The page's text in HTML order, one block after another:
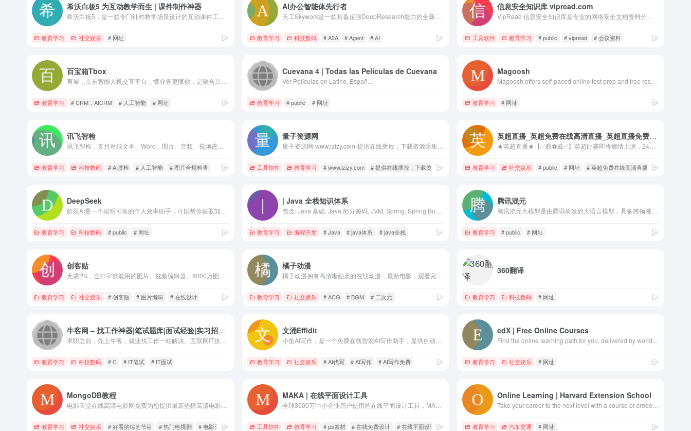
希沃白板5 为互动教学而生 | 课件制作神器
教育学习 社交娱乐 # 网址
AI办公智能体先行者
天工Skywork是一款具备超强DeepResearch能力的全新AI Office智能体，通过3个专家agent和1个通用agent，让AI深度研究，一键生成AI文档、AI PPT、AI表格，高效应对各类办公、学习场景；也支持网页html、图像、视频、有声书、绘本等多种形式的创意内容创作，激发无限灵感。 天工Skywork融合先进的多模态理解与深度检索分析技术，一问即得科研级、专业级、咨询级的高质量结果，帮助你摆脱繁琐事务，显著提升效率。 无论你是职场白领、科研人员、大学生、研究生，还是自媒体KOL，天工Skywork都将是你值得信赖的智能伙伴，助你专注思考、释放创造力。
教育学习 科技数码 # A2A # Agent # AI
信息安全知识库 vipread.com
工具软件 教育学习 # public # vipread # 会议资料
百宝箱Tbox
教育学习 # CRM，AICRM # 人工智能 # 网址
Cuevana 4 | Todas las Peliculas de Cuevana
Ver Películas en Latino, Españ...
教育学习 # public # 网址
Magoosh
教育学习 # 网址
讯飞智检
教育学习 科技数码 # AI质检 # 人工智能 # 图片合规检查
量子资源网
工具软件 教育学习 # www.lzizy.com # 提供在线播放，下载资源采集，全网第一。 # 网址
英超直播_英超免费在线高清直播_英超直播免费高清视频直播无插件-24直播网
教育学习 社交娱乐 # public # 网址 # 英超免费在线高清直播
DeepSeek
教育学习 科技数码 # public # 网址
| Java 全栈知识体系
教育学习 编程开发 # Java # java体系 # java全栈
腾讯混元
教育学习 # public # 网址
创客贴
教育学习 社交娱乐 # 创客贴 # 图片编辑 # 在线设计
橘子动漫
橘子动漫拥有高清晰画质的在线动漫，最新电影，观看完全免费、高速播放、更新及时在线，我们致力为所有动漫迷们提供最好看的动漫
教育学习 社交娱乐 # ACG # BGM # 二次元
360翻译
教育学习 科技数码 # 网址
牛客网 – 找工作神器|笔试题库|面试经验|实习招聘内推，求职就业一站解决_牛客网
教育学习 科技数码 # C # IT笔试 # IT面试
文涌Effidit
教育学习 社交娱乐 # AI代写 # AI写作 # AI写作免费
edX | Free Online Courses
教育学习 社交娱乐 # 网址
MongoDB教程
教育学习 社交娱乐 # 好看的综艺节目 # 热门电视剧 # 电影天堂
MAKA | 在线平面设计工具
全球3000万中小企业用户使用的在线平面设计工具，MAKA免费提供海量精美平面设计素材，快速在线PS，随时随地编辑设计模板，一键搞定设计，支持下载高清素材图片。
工具软件 教育学习 # ps素材 # 在线免费设计 # 在线平面设计工具
Online Learning | Harvard Extension School
教育学习 汽车交通 # 网址